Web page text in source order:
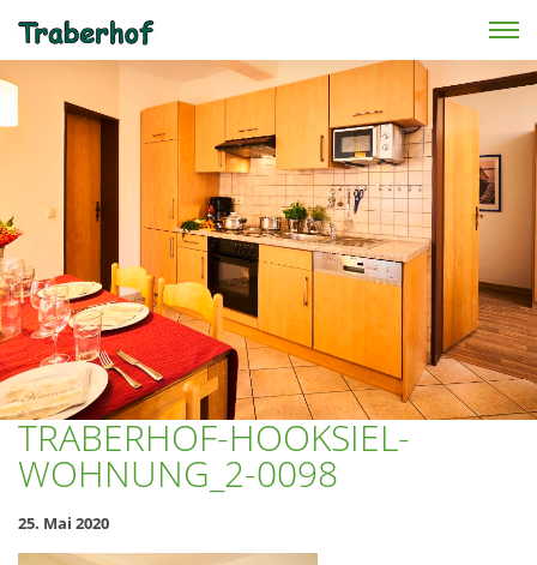
Skip to main content
TRABERHOF-HOOKSIEL-
WOHNUNG_2-0098
25. Mai 2020